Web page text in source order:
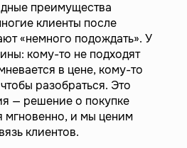
преимущества
клиенты после
«немного подождать». У
кому-то не подходят
в цене, кому-то
разобраться. Это
— решение о покупке
мгновенно, и мы ценим
клиентов.